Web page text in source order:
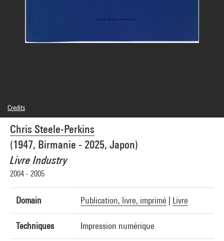
Chris Steele-Perkins
(1947, Birmanie - 2025, Japon)
Livre Industry
2004 - 2005
Domain Publication, livre, imprimé Livre
Techniques Impression numérique
Credits
© Chris Steele-Perkins / Magnum Photos
Photo credits : Cecilia Laulanne - Centre Pompidou, MNAM-CCI
Image reference : 4Y00810